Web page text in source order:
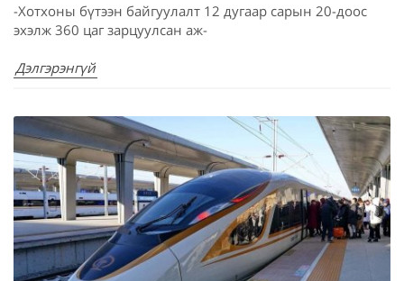
-Хотхоны бүтээн байгуулалт 12 дугаар сарын 20-доос
эхэлж 360 цаг зарцуулсан аж-
Дэлгэрэнгүй